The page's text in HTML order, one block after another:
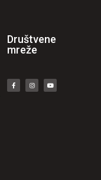
Društvene
mreže